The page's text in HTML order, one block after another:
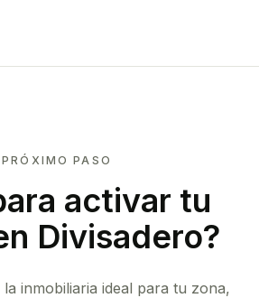
PRÓXIMO PASO
activar tu
Divisadero?
inmobiliaria ideal para tu zona,